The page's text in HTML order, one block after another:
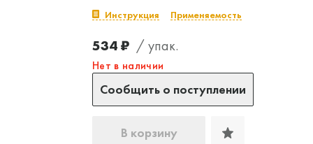
Инструкция Применяемость
534 ₽ / упак.
Нет в наличии
Сообщить о поступлении
В корзину